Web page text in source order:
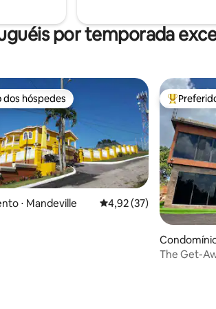
familiares ou amigos.
por temporada
dos hóspedes
dos hóspedes
⋅ Mandeville 4,92 de uma avaliação
4,92 (37)
Entre os
The Get-